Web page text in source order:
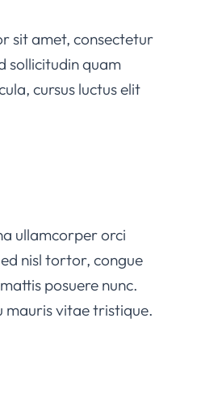
sit amet, consectetur
sollicitudin quam
cursus luctus elit
ullamcorper orci
nisl tortor, congue
posuere nunc.
vitae tristique.